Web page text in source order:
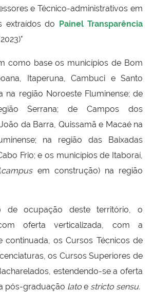
e Técnico-administrativos em
extraídos do Painel Transparência
como base os municípios de Bom
Itaperuna, Cambuci e Santo
na região Noroeste Fluminense; de
Serrana; de Campos dos
da Barra, Quissamã e Macaé na
na região das Baixadas
Frio; e os municípios de Itaboraí,
campus em construção) na região
de ocupação deste território, o
oferta verticalizada, com a
continuada, os Cursos Técnicos de
os Cursos Superiores de
estendendo-se a oferta
pós-graduação lato e stricto sensu.